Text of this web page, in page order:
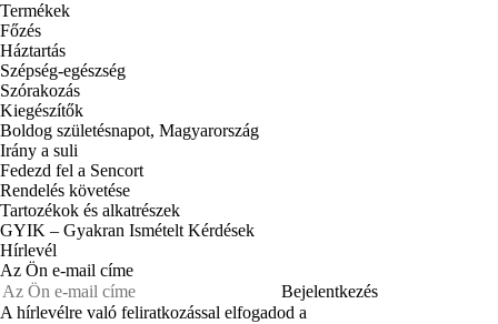
Termékek
Főzés
Háztartás
Szépség-egészség
Szórakozás
Kiegészítők
Boldog születésnapot, Magyarország
Irány a suli
Fedezd fel a Sencort
Rendelés követése
Tartozékok és alkatrészek
GYIK – Gyakran Ismételt Kérdések
Hírlevél
Az Ön e-mail címe
Bejelentkezés
A hírlevélre való feliratkozással elfogadod a